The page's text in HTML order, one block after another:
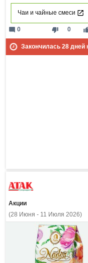
Чаи и чайные смеси
thumb_down 0
mode_comment 0
Закончилась 28дней
Акции
(28 Июня - 11 Июля 2026)